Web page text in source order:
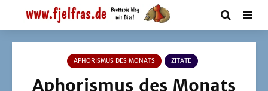
APHORISMUS DES MONATS ZITATE
Aphorismus des Monats